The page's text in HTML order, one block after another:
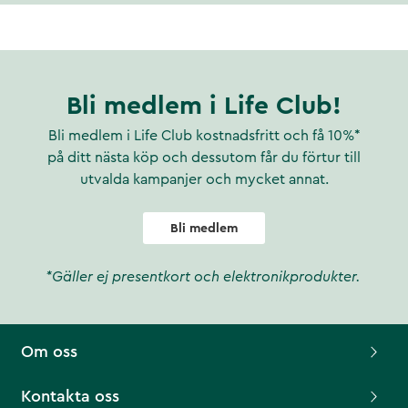
Bli medlem i Life Club!
Bli medlem i Life Club kostnadsfritt och få 10%*
på ditt nästa köp och dessutom får du förtur till
utvalda kampanjer och mycket annat.
Bli medlem
*Gäller ej presentkort och elektronikprodukter.
Om oss
Kontakta oss